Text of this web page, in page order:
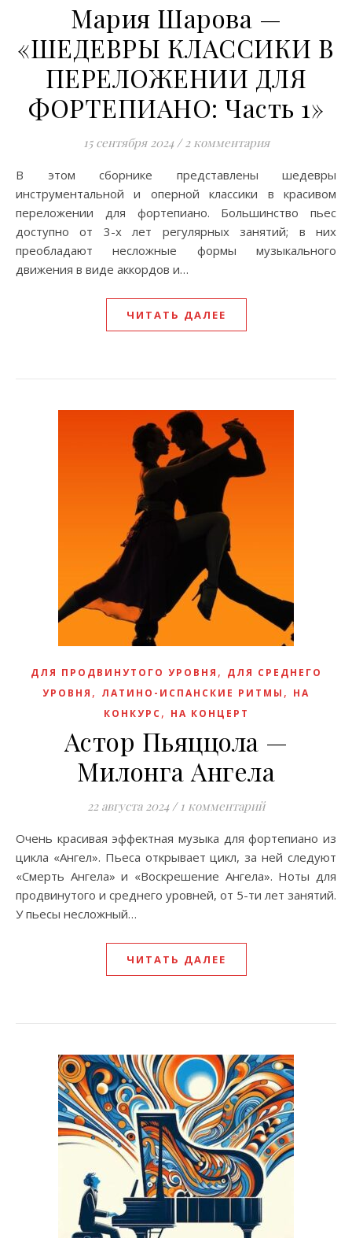
Мария Шарова —
«ШЕДЕВРЫ КЛАССИКИ В
ПЕРЕЛОЖЕНИИ ДЛЯ
ФОРТЕПИАНО: Часть 1»
15 сентября 2024 / 2 комментария
В этом сборнике представлены шедевры
инструментальной и оперной классики в красивом
переложении для фортепиано. Большинство пьес
доступно от 3-х лет регулярных занятий; в них
преобладают несложные формы музыкального
движения в виде аккордов и…
ЧИТАТЬ ДАЛЕЕ
ДЛЯ ПРОДВИНУТОГО УРОВНЯ , ДЛЯ СРЕДНЕГО
УРОВНЯ , ЛАТИНО-ИСПАНСКИЕ РИТМЫ , НА
КОНКУРС , НА КОНЦЕРТ
Астор Пьяццола —
Милонга Aнгела
22 августа 2024 / 1 комментарий
Очень красивая эффектная музыка для фортепиано из
цикла «Ангел». Пьеса открывает цикл, за ней следуют
«Смерть Ангела» и «Воскрешение Ангела». Ноты для
продвинутого и среднего уровней, от 5-ти лет занятий.
У пьесы несложный…
ЧИТАТЬ ДАЛЕЕ